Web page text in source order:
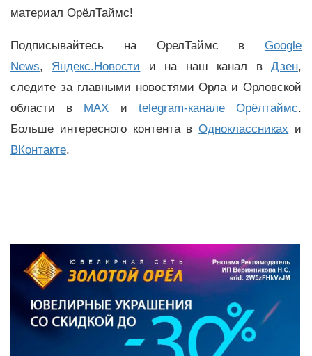
материал ОрёлТаймс!
Подписывайтесь на ОрелТаймс в Google
News, Яндекс.Новости и на наш канал вДзен,
следите за главными новостями Орла и Орловской
области в MAX и telegram-канале Орёлтаймс.
Больше интересного контента вОдноклассниках и
ВКонтакте.